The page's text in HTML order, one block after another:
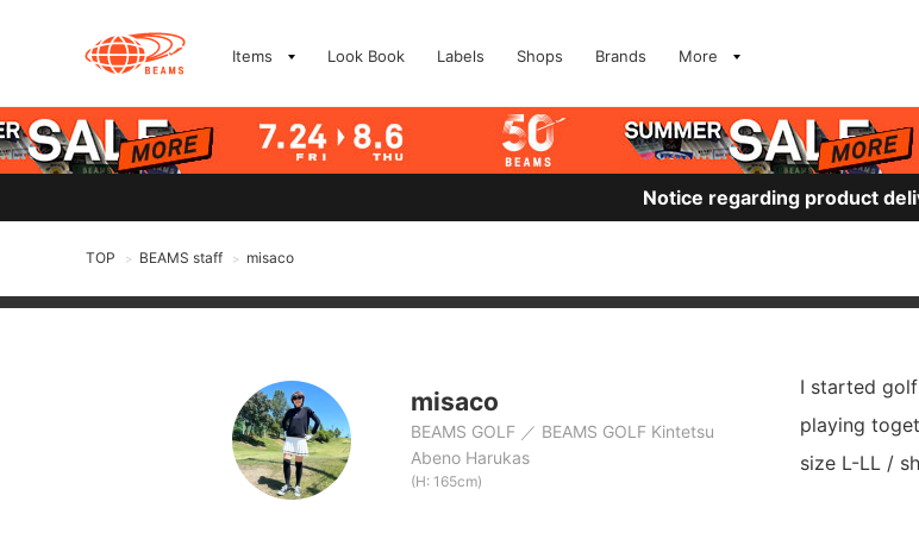
Items Look Book Labels Shops Brands More
Notice regarding product
TOP > BEAMS staff > misaco
misaco
BEAMS GOLF
BEAMS GOLF Kintetsu
Abeno Harukas
(H: 165cm)
I started
playing
size L-LL /